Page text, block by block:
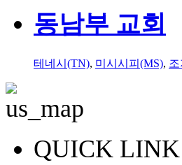
동남부 교회
테네시(TN), 미시시피(MS),
QUICK LINK